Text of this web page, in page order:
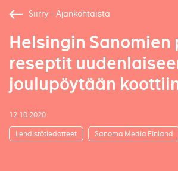
Siirry - Ajankohtaista
Helsingin
reseptit
joulupöytään
12.10.2020
Lehdistötiedotteet Sanoma Media Finland